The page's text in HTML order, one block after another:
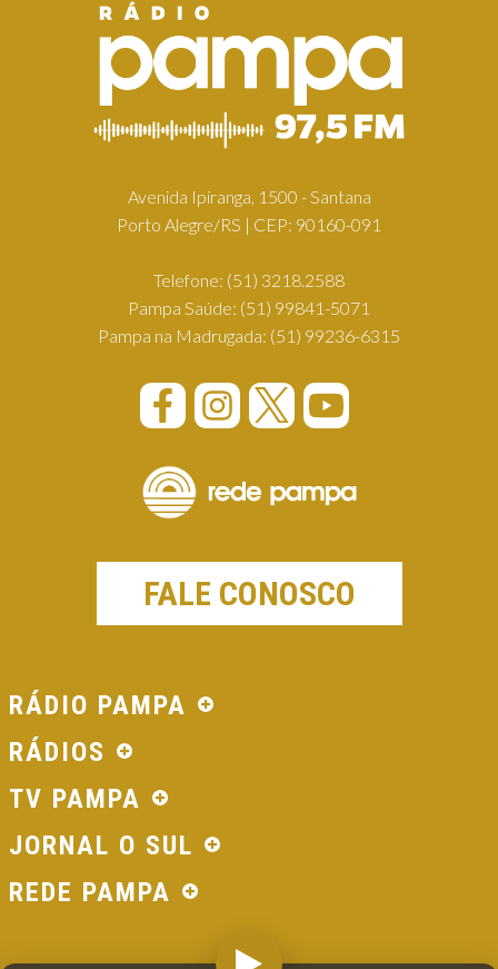
Avenida Ipiranga, 1500 - Santana
Porto Alegre/RS | CEP: 90160-091
Telefone: (51) 3218.2588
Pampa Saúde: (51) 99841-5071
Pampa na Madrugada: (51) 99236-6315
FALE CONOSCO
RÁDIO PAMPA
RÁDIOS
TV PAMPA
JORNAL O SUL
REDE PAMPA